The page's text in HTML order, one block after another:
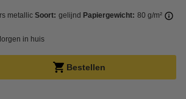
metallic Soort: gelijnd Papiergewicht: 80 g/m²
in huis
Bestellen